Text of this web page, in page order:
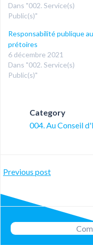
Dans "002. Service(s)
Public(s)"
Responsabilité publique
prétoires
6 décembre 2021
Dans "002. Service(s)
Public(s)"
Category
004. Au Conseil
Post
Previous post